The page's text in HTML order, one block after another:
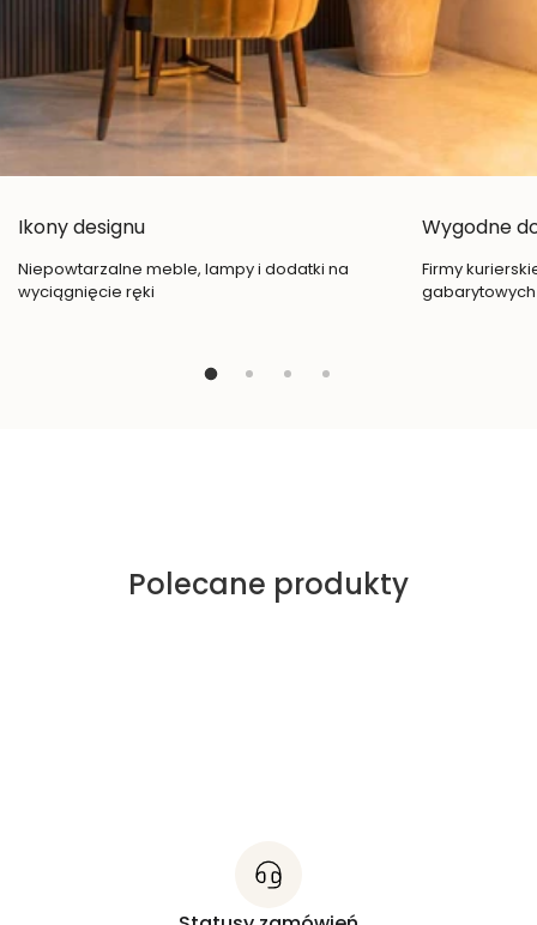
Ikony designu
Niepowtarzalne meble, lampy i dodatki na
wyciągnięcie ręki
Wygodne
Firmy
gabarytowych
Polecane produkty